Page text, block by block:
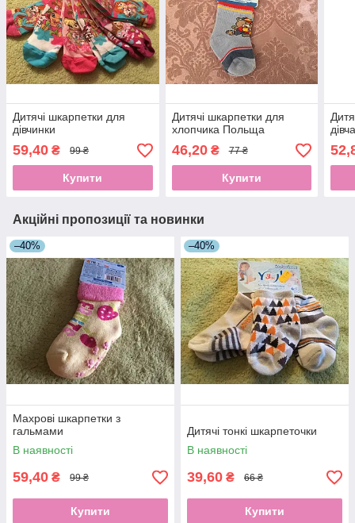
Дитячі шкарпетки для
дівчинки
59,40 ₴ 99 ₴
Купити
Дитячі шкарпетки для
хлопчика Польща
46,20₴ 77 ₴
Купити
Акційні пропозиції та новинки
–40%
Махрові шкарпетки з
гальмами
В наявності
59,40 ₴ 99 ₴
Купити
–40%
Дитячі тонкі шкарпеточки
В наявності
39,60 ₴ 66 ₴
Купити